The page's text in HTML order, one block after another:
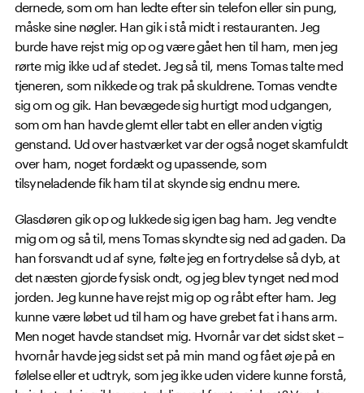
dernede, som om han ledte efter sin telefon eller sin pung,
måske sine nøgler. Han gik i stå midt i restauranten. Jeg
burde have rejst mig op og være gået hen til ham, men jeg
rørte mig ikke ud af stedet. Jeg så til, mens Tomas talte med
tjeneren, som nikkede og trak på skuldrene. Tomas vendte
sig om og gik. Han bevægede sig hurtigt mod udgangen,
som om han havde glemt eller tabt en eller anden vigtig
genstand. Ud over hastværket var der også noget skamfuldt
over ham, noget fordækt og upassende, som
tilsyneladende fik ham til at skynde sig endnu mere.
Glasdøren gik op og lukkede sig igen bag ham. Jeg vendte
mig om og så til, mens Tomas skyndte sig ned ad gaden. Da
han forsvandt ud af syne, følte jeg en fortrydelse så dyb, at
det næsten gjorde fysisk ondt, og jeg blev tynget ned mod
jorden. Jeg kunne have rejst mig op og råbt efter ham. Jeg
kunne være løbet ud til ham og have grebet fat i hans arm.
Men noget havde standset mig. Hvornår var det sidst sket –
hvornår havde jeg sidst set på min mand og fået øje på en
følelse eller et udtryk, som jeg ikke uden videre kunne forstå,